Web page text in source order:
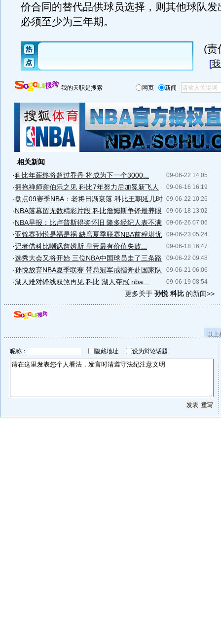
价合同的替代品供球员选择，则其他球队发
必须至少为三年期。
(责
[
我的天职是搜索 网页 新闻
相关新闻
09-06-22 14:05
·科比年薪终将超过乔丹 将成为下一个3000...
09-06-16 16:19
·拥抱禅师谢伯乐之见 科比7年努力后加冕新飞人
09-06-22 10:26
·盘点09赛季NBA：老将日渐衰落 科比王朝延几时
09-06-18 13:02
·NBA落幕留无数精彩片段 科比詹姆斯争锋最养眼
09-06-26 07:06
·NBA早报：比卢普斯得奖怀旧 隆多经纪人表不满
09-06-23 05:24
·亚锦赛孙悦是福是祸 缺席夏季联赛NBA前程堪忧
09-06-18 16:47
·记者借科比嘲讽詹姆斯 皇帝最有价值失败...
09-06-22 09:48
·选秀大会又将开始 三位NBA中国球员走了三条路
09-06-21 06:06
·孙悦放弃NBA夏季联赛 带总冠军戒指奔赴国家队
09-06-19 08:54
·湖人难对锋线双煞再见 科比 湖人夺冠 nba...
更多关于 孙悦 科比 的新闻>>
以
昵称： 隐藏地址 设为辩论话题